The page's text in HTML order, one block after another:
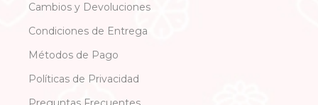
Cambios y Devoluciones
Condiciones de Entrega
Métodos de Pago
Políticas de Privacidad